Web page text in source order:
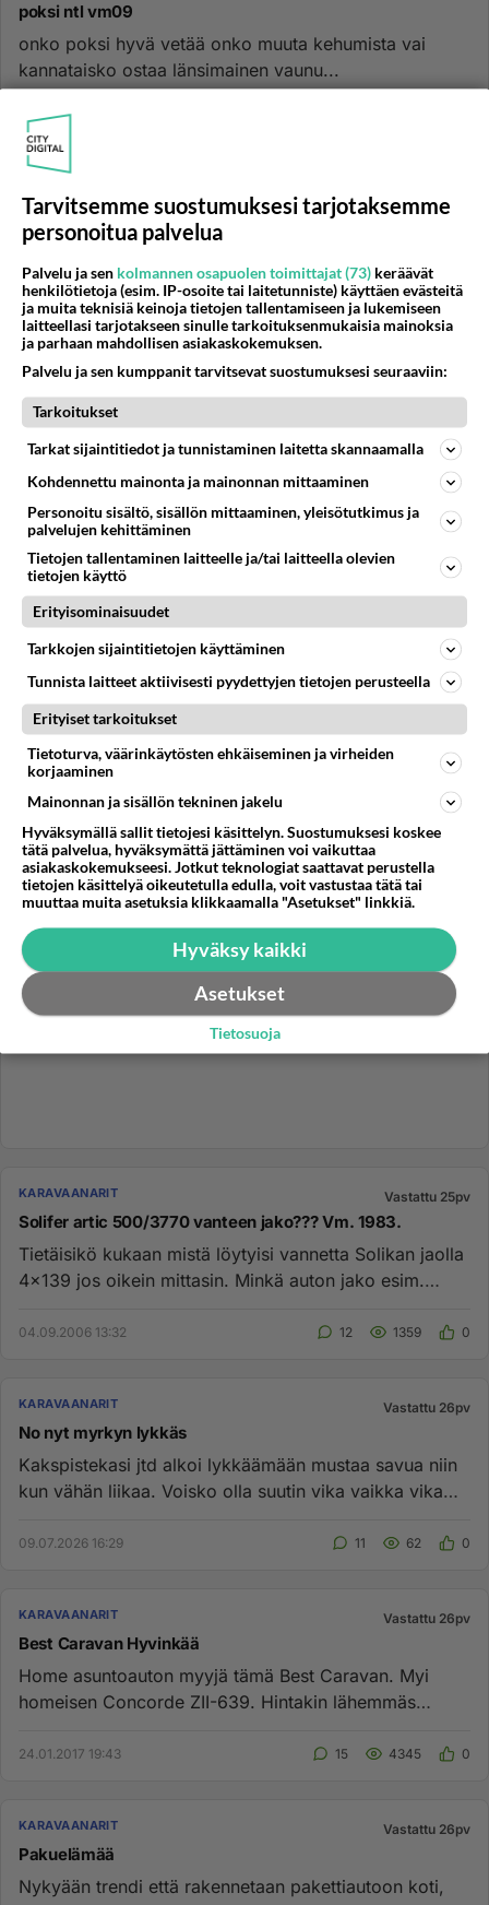
poksi ntl vm09
onko poksi hyvä vetää onko muuta kehumista vai
kannataisko ostaa länsimainen vaunu...
15.02.2018 22:34
KARAVAANARIT
asuntoautoon matot
Evamattossa , aivan huippu laatu. Isäntä teki sapluunat
ja sillä aika...
10.07.2026 16:32 16 83
KARAVAANARIT
Sain vaunun myytyä!
Huh mikä helpotus. Sain painavan telivaununi myytyä.
Soveltuvaa veturia en enää omistanut. Myyntiprosessin
aikana olen ...
KARAVAANARIT
Moiii oon uusi karavaanari
Mun autos eioo vessaa kun tää on normi pakusta
duunnattu. Missä ain voi käydä pissalla ja kakalla ja
kuin toi kyykkykakk...
14.07.2026 17:31 4
KARAVAANARIT Vastattu 25pv
Solifer artic 500/3770 vanteen jako??? Vm. 1983.
Tietäisikö kukaan mistä löytyisi vannetta Solikan jaolla
4x139 jos oikein mittasin. Minkä auton jako esim.
04.09.2006 13:32 12 1359 0
KARAVAANARIT Vastattu 26pv
No nyt myrkyn lykkäs
Kakspistekasi jtd alkoi lykkäämään mustaa savua niin
kun vähän liikaa. Voisko olla suutin vika vaikka vika
09.07.2026 16:29 11 62 0
KARAVAANARIT Vastattu 26pv
Best Caravan Hyvinkää
Home asuntoauton myyjä tämä Best Caravan. Myi
homeisen Concorde ZII-639. Hintakin lähemmäs
24.01.2017 19:43 15 4345 0
KARAVAANARIT Vastattu 26pv
Pakuelämää
Nykyään trendi että rakennetaan pakettiautoon koti,
Tarvitsemme suostumuksesi tarjotaksemme
personoitua palvelua
Palvelu ja sen kolmannen osapuolen toimittajat (73) keräävät
henkilötietoja (esim. IP-osoite tai laitetunniste) käyttäen evästeitä
ja muita teknisiä keinoja tietojen tallentamiseen ja lukemiseen
laitteellasi tarjotakseen sinulle tarkoituksenmukaisia mainoksia
ja parhaan mahdollisen asiakaskokemuksen.
Palvelu ja sen kumppanit tarvitsevat suostumuksesi seuraaviin:
Tarkoitukset
Tarkat sijaintitiedot ja tunnistaminen laitetta skannaamalla
Kohdennettu mainonta ja mainonnan mittaaminen
Personoitu sisältö, sisällön mittaaminen, yleisötutkimus ja
palvelujen kehittäminen
Tietojen tallentaminen laitteelle ja/tai laitteella olevien
tietojen käyttö
Erityisominaisuudet
Tarkkojen sijaintitietojen käyttäminen
Tunnista laitteet aktiivisesti pyydettyjen tietojen perusteella
Erityiset tarkoitukset
Tietoturva, väärinkäytösten ehkäiseminen ja virheiden
korjaaminen
Mainonnan ja sisällön tekninen jakelu
Hyväksymällä sallit tietojesi käsittelyn. Suostumuksesi koskee
tätä palvelua, hyväksymättä jättäminen voi vaikuttaa
asiakaskokemukseesi. Jotkut teknologiat saattavat perustella
tietojen käsittelyä oikeutetulla edulla, voit vastustaa tätä tai
muuttaa muita asetuksia klikkaamalla "Asetukset" linkkiä.
Hyväksy kaikki
Asetukset
Tietosuoja